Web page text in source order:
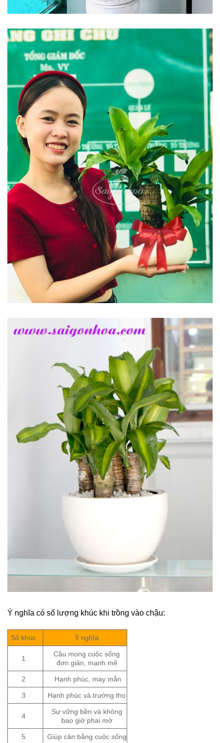
Ý nghĩa có số lượng khúc khi trồng vào chậu:
Số khúc Ý nghĩa
1
Cầu mong cuộc sống
đơn giản, mạnh mẽ
2 Hạnh phúc, may mắn
3 Hạnh phúc và trường thọ
4
Sự vững bền và không
bao giờ phai mờ
5 Giúp cân bằng cuộc sống